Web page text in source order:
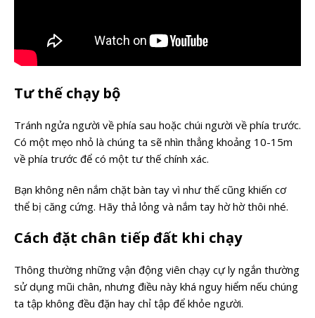
Tư thế chạy bộ
Tránh ngửa người về phía sau hoặc chúi người về phía trước.
Có một mẹo nhỏ là chúng ta sẽ nhìn thẳng khoảng 10-15m
về phía trước để có một tư thế chính xác.
Bạn không nên nắm chặt bàn tay vì như thế cũng khiến cơ
thể bị căng cứng. Hãy thả lỏng và nắm tay hờ hờ thôi nhé.
Cách đặt chân tiếp đất khi chạy
Thông thường những vận động viên chạy cự ly ngắn thường
sử dụng mũi chân, nhưng điều này khá nguy hiểm nếu chúng
ta tập không đều đặn hay chỉ tập để khỏe người.